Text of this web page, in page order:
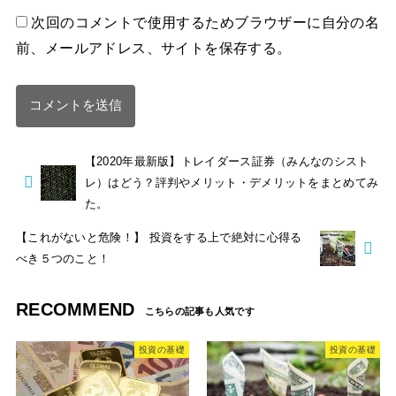
次回のコメントで使用するためブラウザーに自分の名
前、メールアドレス、サイトを保存する。
【2020年最新版】トレイダース証券（みんなのシスト
レ）はどう？評判やメリット・デメリットをまとめてみ
た。
【これがないと危険！】 投資をする上で絶対に心得る
べき５つのこと！
RECOMMEND
投資の基礎 投資の基礎